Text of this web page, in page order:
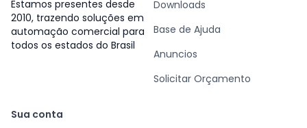
Estamos presentes desde
2010, trazendo soluções em
automação comercial para
todos os estados do Brasil
Downloads
Base de Ajuda
Anuncios
Solicitar Orçamento
Sua conta